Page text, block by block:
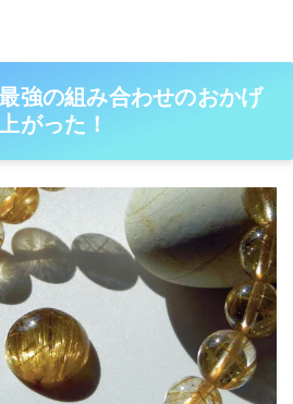
強の組み合わせのおかげ
がった！